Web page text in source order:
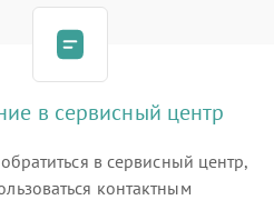
в сервисный центр
в сервисный центр,
контактным